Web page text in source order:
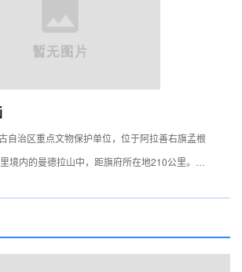
自治区重点文物保护单位，位于阿拉善右旗孟根
境内的曼德拉山中，距旗府所在地210公里。在
写照，由羌、月氏、匈奴、鲜卑、回纥、党项、
作。岩画的造型技法有凿刻、磨刻和线刻，画面